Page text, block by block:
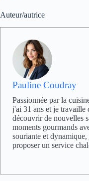
Auteur/autrice
Pauline Coudray
Passionnée par la
j'ai 31 ans et je travaille
découvrir de nouvelles
moments gourmands
souriante et
proposer un service